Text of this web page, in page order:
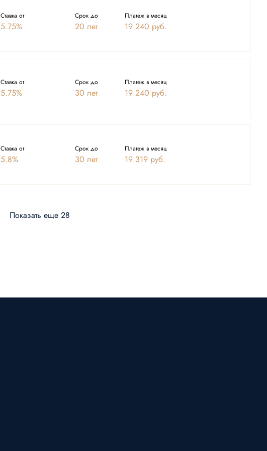
Ставка от
5.75%
Срок до
20 лет
Платеж в месяц
19 240 руб.
Ставка от
5.75%
Срок до
30 лет
Платеж в месяц
19 240 руб.
Ставка от
5.8%
Срок до
30 лет
Платеж в месяц
19 319 руб.
Показать еще 28